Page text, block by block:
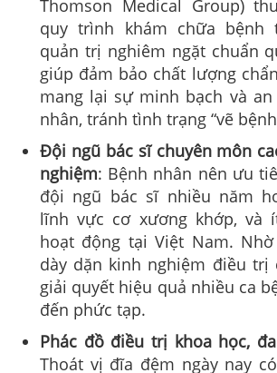
Thomson Medical Group)
quy trình khám chữa bệnh
quản trị nghiêm ngặt chuẩn
giúp đảm bảo chất lượng
mang lại sự minh bạch và
nhân, tránh tình trạng “vẽ
Đội ngũ bác sĩ chuyên môn
nghiệm: Bệnh nhân nên ưu
đội ngũ bác sĩ nhiều năm
lĩnh vực cơ xương khớp, và
hoạt động tại Việt Nam.
dày dặn kinh nghiệm điều trị
giải quyết hiệu quả nhiều ca
đến phức tạp.
Phác đồ điều trị khoa học,
Thoát vị đĩa đệm ngày nay